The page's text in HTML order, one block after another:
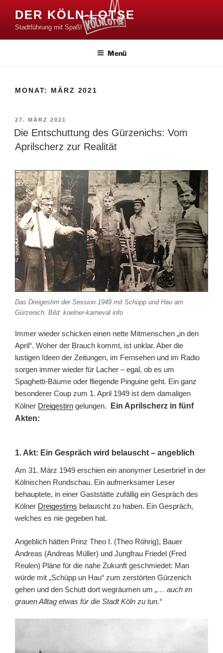
Inhalt
springen
DER KÖLN-LOTSE
Stadtführung mit Spaß!
Menü
MONAT: MÄRZ 2021
VERÖFFENTLICHT
AM
27. MÄRZ 2021
Die Entschuttung des Gürzenichs: Vom
Aprilscherz zur Realität
Das Dreigestirn der Session 1949 mit Schüpp und Hau am
Gürzenich. Bild: koelner-karneval.info
Immer wieder schicken einen nette Mitmenschen „in den
April“. Woher der Brauch kommt, ist unklar. Aber die
lustigen Ideen der Zeitungen, im Fernsehen und im Radio
sorgen immer wieder für Lacher – egal, ob es um
Spaghetti-Bäume oder fliegende Pinguine geht. Ein ganz
besonderer Coup zum 1. April 1949 ist dem damaligen
Kölner Dreigestirn gelungen.
Ein Aprilscherz in fünf
Akten:
1. Akt: Ein Gespräch wird belauscht – angeblich
Am 31. März 1949 erschien ein anonymer Leserbrief in der
Kölnischen Rundschau. Ein aufmerksamer Leser
behauptete, in einer Gaststätte zufällig ein Gespräch des
Kölner Dreigestirns belauscht zu haben. Ein Gespräch,
welches es nie gegeben hat.
Angeblich hätten Prinz Theo I. (Theo Röhrig), Bauer
Andreas (Andreas Müller) und Jungfrau Friedel (Fred
Reulen) Pläne für die nahe Zukunft geschmiedet: Man
würde mit „Schüpp un Hau“ zum zerstörten Gürzenich
gehen und den Schutt dort wegräumen um „… auch im
grauen Alltag etwas für die Stadt Köln zu tun.“